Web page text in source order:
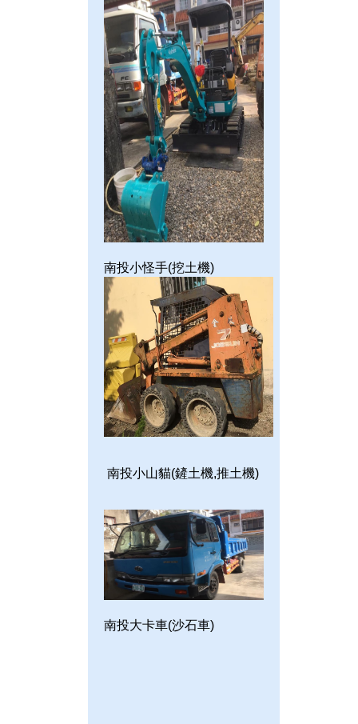
南投小怪手(挖土機)
南投小山貓(鏟土機,推土機)
南投大卡車(沙石車)